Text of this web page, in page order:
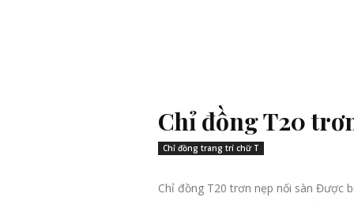
Chỉ đồng T20
Chỉ đồng trang trí chữ T
Chỉ đồng T20 trơn nẹp nối sàn Được biết nẹp Chỉ đồng T20 trơn 2 sử dụng làm nẹp nối